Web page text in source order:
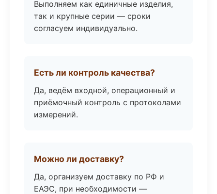
Выполняем как единичные изделия,
так и крупные серии — сроки
согласуем индивидуально.
Есть ли контроль качества?
Да, ведём входной, операционный и
приёмочный контроль с протоколами
измерений.
Можно ли доставку?
Да, организуем доставку по РФ и
ЕАЭС, при необходимости —